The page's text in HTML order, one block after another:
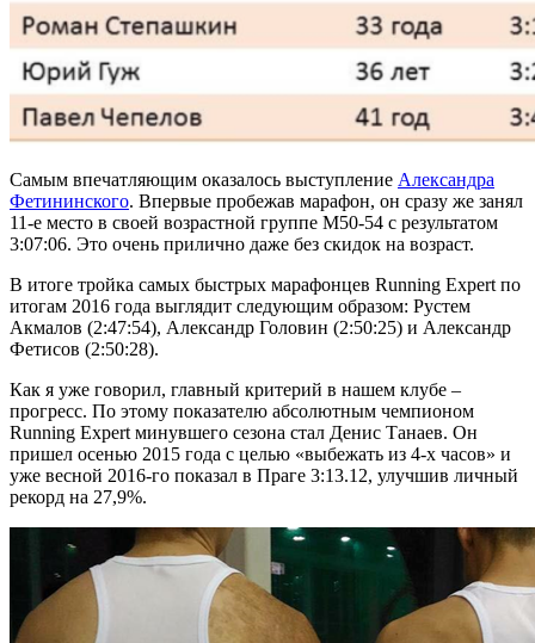
Самым впечатляющим оказалось выступление Александра
Фетининского. Впервые пробежав марафон, он сразу же занял
11-е место в своей возрастной группе М50-54 с результатом
3:07:06. Это очень прилично даже без скидок на возраст.
В итоге тройка самых быстрых марафонцев Running Expert по
итогам 2016 года выглядит следующим образом: Рустем
Акмалов (2:47:54), Александр Головин (2:50:25) и Александр
Фетисов (2:50:28).
Как я уже говорил, главный критерий в нашем клубе –
прогресс. По этому показателю абсолютным чемпионом
Running Expert минувшего сезона стал Денис Танаев. Он
пришел осенью 2015 года с целью «выбежать из 4-х часов» и
уже весной 2016-го показал в Праге 3:13.12, улучшив личный
рекорд на 27,9%.